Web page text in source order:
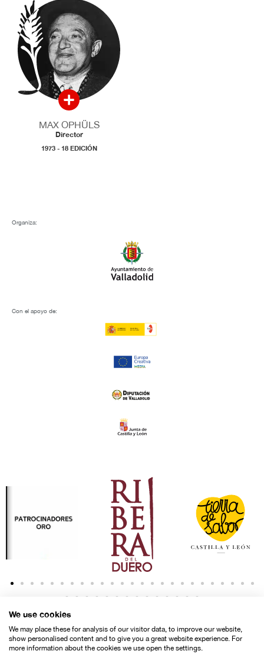
MAX OPHÜLS
Director
1973 - 18 EDICIÓN
Organiza:
Con el apoyo de:
We use cookies
We may place these for analysis of our visitor data, to improve our website,
show personalised content and to give you a great website experience. For
more information about the cookies we use open the settings.